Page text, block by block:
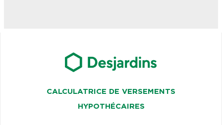
CALCULATRICE DE VERSEMENTS
HYPOTHÉCAIRES